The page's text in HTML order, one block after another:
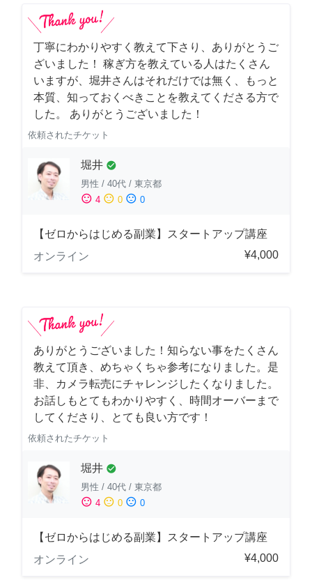
丁寧にわかりやすく教えて下さり、ありがとうご
ざいました！ 稼ぎ方を教えている人はたくさん
いますが、堀井さんはそれだけでは無く、もっと
本質、知っておくべきことを教えてくださる方で
した。 ありがとうございました！
依頼されたチケット
堀井 check_circle
男性 / 40代 / 東京都
sentiment_satisfied 4 sentiment_neutral 0 sentiment_dissatisfied 0
【ゼロからはじめる副業】スタートアップ講座
オンライン
¥4,000
ありがとうございました！知らない事をたくさん
教えて頂き、めちゃくちゃ参考になりました。是
非、カメラ転売にチャレンジしたくなりました。
お話しもとてもわかりやすく、時間オーバーまで
してくださり、とても良い方です！
依頼されたチケット
堀井 check_circle
男性 / 40代 / 東京都
sentiment_satisfied 4 sentiment_neutral 0 sentiment_dissatisfied 0
【ゼロからはじめる副業】スタートアップ講座
オンライン
¥4,000